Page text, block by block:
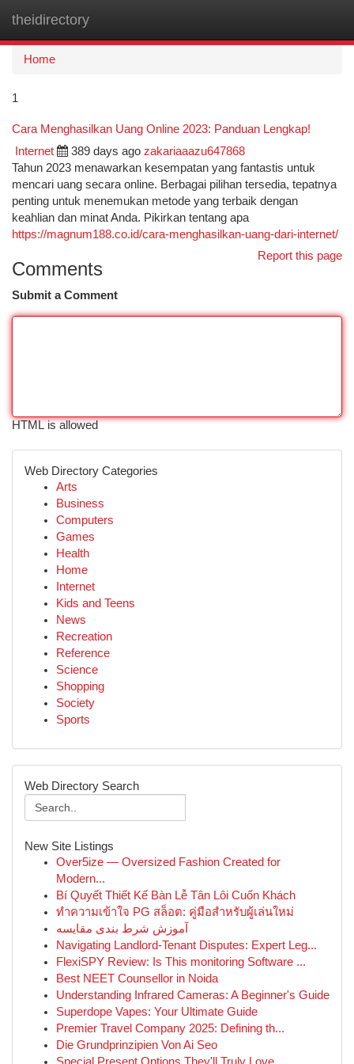
theidirectory
Home
1
Cara Menghasilkan Uang Online 2023: Panduan Lengkap!
Internet 389 days ago zakariaaazu647868
Tahun 2023 menawarkan kesempatan yang fantastis untuk
mencari uang secara online. Berbagai pilihan tersedia, tepatnya
penting untuk menemukan metode yang terbaik dengan
keahlian dan minat Anda. Pikirkan tentang apa
https://magnum188.co.id/cara-menghasilkan-uang-dari-internet/
Report this page
Comments
Submit a Comment
HTML is allowed
Web Directory Categories
Arts
Business
Computers
Games
Health
Home
Internet
Kids and Teens
News
Recreation
Reference
Science
Shopping
Society
Sports
Web Directory Search
New Site Listings
Over5ize — Oversized Fashion Created for
Modern...
Bí Quyết Thiết Kế Bàn Lễ Tân Lôi Cuốn Khách
ทำความเข้าใจ PG สล็อต: คู่มือสำหรับผู้เล่นใหม่
آموزش شرط بندی مقایسه
Navigating Landlord-Tenant Disputes: Expert Leg...
FlexiSPY Review: Is This monitoring Software ...
Best NEET Counsellor in Noida
Understanding Infrared Cameras: A Beginner's Guide
Superdope Vapes: Your Ultimate Guide
Premier Travel Company 2025: Defining th...
Die Grundprinzipien Von Ai Seo